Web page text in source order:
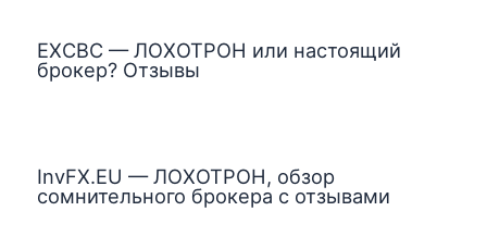
EXCBC — ЛОХОТРОН или настоящий
брокер? Отзывы
InvFX.EU — ЛОХОТРОН, обзор
сомнительного брокера с отзывами